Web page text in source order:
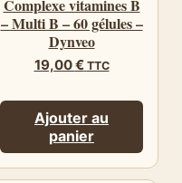
Complexe vitamines B
– Multi B – 60 gélules –
Dynveo
19,00€ TTC
Ajouter au
panier